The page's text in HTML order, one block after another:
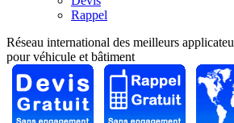
Rappel
Réseau international des meilleurs
pour véhicule et bâtiment